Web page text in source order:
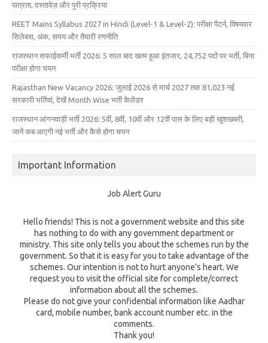
पात्रता, दस्तावेज़ और पूरी प्रक्रिया
REET Mains Syllabus 2027 in Hindi (Level-1 & Level-2): परीक्षा पैटर्न, विषयवार
सिलेबस, अंक, समय और तैयारी रणनीति
राजस्थान सफाईकर्मी भर्ती 2026: 5 साल बाद खत्म हुआ इंतजार, 24,752 पदों पर भर्ती, बिना
परीक्षा होगा चयन
Rajasthan New Vacancy 2026: जुलाई 2026 से मार्च 2027 तक 81,023 नई
सरकारी भर्तियां, देखें Month Wise भर्ती कैलेंडर
राजस्थान आंगनवाड़ी भर्ती 2026: 5वीं, 8वीं, 10वीं और 12वीं पास के लिए बड़ी खुशखबरी,
जानें कब आएगी नई भर्ती और कैसे होगा चयन
Important Information
Job Alert Guru
Hello friends! This is not a government website and this site
has nothing to do with any government department or
ministry. This site only tells you about the schemes run by the
government. So that it is easy for you to take advantage of the
schemes. Our intention is not to hurt anyone's heart. We
request you to visit the official site for complete/correct
information about all the schemes.
Please do not give your confidential information like Aadhar
card, mobile number, bank account number etc. in the
comments.
Thank you!